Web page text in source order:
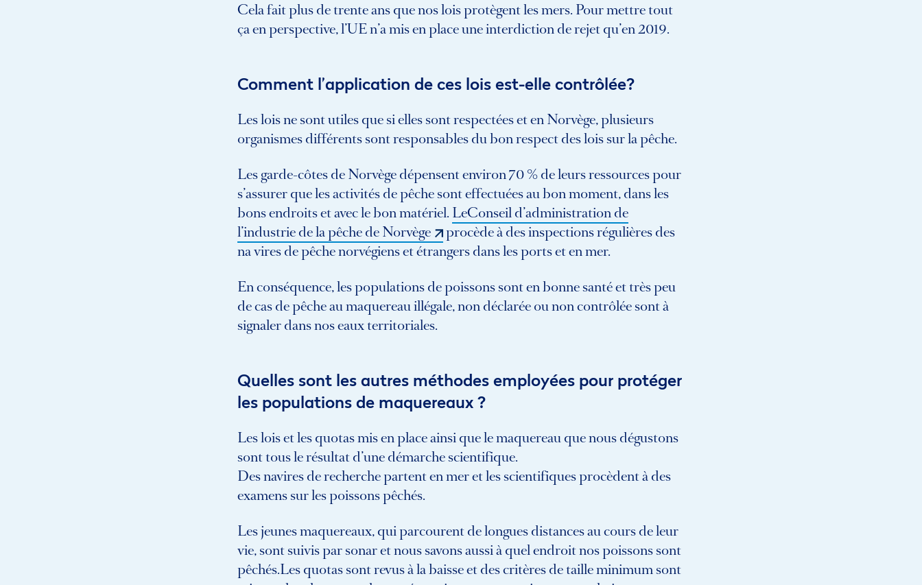
Cela fait plus de trente ans que nos lois protègent les mers. Pour mettre tout
ça en perspective, l’UE n’a mis en place une interdiction de rejet qu’en 2019.
Comment l’application de ces lois est-elle contrôlée?
Les lois ne sont utiles que si elles sont respectées et en Norvège, plusieurs
organismes différents sont responsables du bon respect des lois sur la pêche.
Les garde-côtes de Norvège dépensent environ 70 % de leurs ressources pour
s’assurer que les activités de pêche sont effectuées au bon moment, dans les
bons endroits et avec le bon matériel. LeConseil d’administration de
l’industrie de la pêche de Norvège
procède à des inspections régulières des
na vires de pêche norvégiens et étrangers dans les ports et en mer.
En conséquence, les populations de poissons sont en bonne santé et très peu
de cas de pêche au maquereau illégale, non déclarée ou non contrôlée sont à
signaler dans nos eaux territoriales.
Quelles sont les autres méthodes employées pour protéger
les populations de maquereaux ?
Les lois et les quotas mis en place ainsi que le maquereau que nous dégustons
sont tous le résultat d’une démarche scientifique.
Des navires de recherche partent en mer et les scientifiques procèdent à des
examens sur les poissons pêchés.
Les jeunes maquereaux, qui parcourent de longues distances au cours de leur
vie, sont suivis par sonar et nous savons aussi à quel endroit nos poissons sont
pêchés.Les quotas sont revus à la baisse et des critères de taille minimum sont